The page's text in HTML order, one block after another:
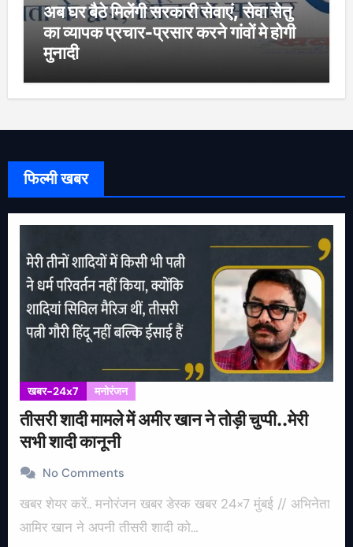
अब घर बैठे मिलेंगी सरकारी सेवाएं, सेवा सेतु
का व्यापक प्रचार-प्रसार करने गांवों मे होगी
मुनादी
फिल्मी खबर
खबर-24x7 मनोरंजन
तीसरी शादी मामले में अमीर खान ने तोड़ी चुप्पी..मेरी
सभी शादी कानूनी
No Comments
खबर शेयर करें.. मनोरंजन खबर डेस्क खबर 24×7 मुंबई // अभिनेता
आमिर खान ने अपनी तीसरी शादी को…